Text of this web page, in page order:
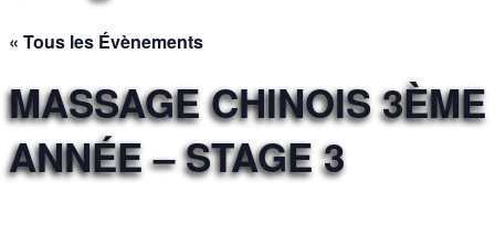
« Tous les Évènements
MASSAGE CHINOIS 3ÈME
ANNÉE – STAGE 3